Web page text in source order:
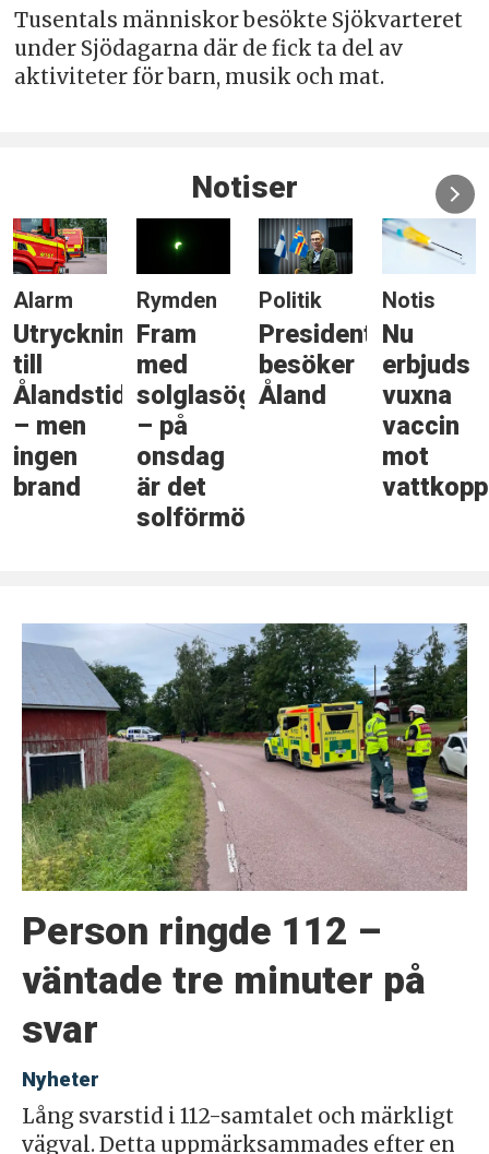
Tusentals människor besökte Sjökvarteret
under Sjödagarna där de fick ta del av
aktiviteter för barn, musik och mat.
Notiser
Alarm
Utryckning
till
Ålandstidningen
– men
ingen
brand
Rymden
Fram
med
solglasögonen
– på
onsdag
är det
solförmörkelse
Politik
Presidenten
besöker
Åland
Notis
Nu
erbjuds
vuxna
vaccin
mot
Person ringde 112 –
väntade tre minuter på
svar
Nyheter
Lång svarstid i 112-samtalet och märkligt
vägval. Detta uppmärksammades efter en